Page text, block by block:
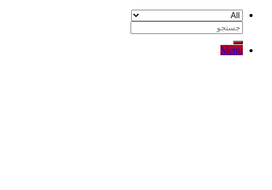
جستجو
Menu